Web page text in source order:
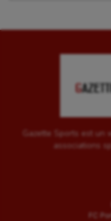
Gazette Sports est
associations
FC